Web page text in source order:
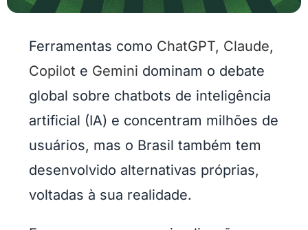
Ferramentas como ChatGPT, Claude,
Copilot e Gemini dominam o debate
global sobre chatbots de inteligência
artificial (IA) e concentram milhões de
usuários, mas o Brasil também tem
desenvolvido alternativas próprias,
voltadas à sua realidade.